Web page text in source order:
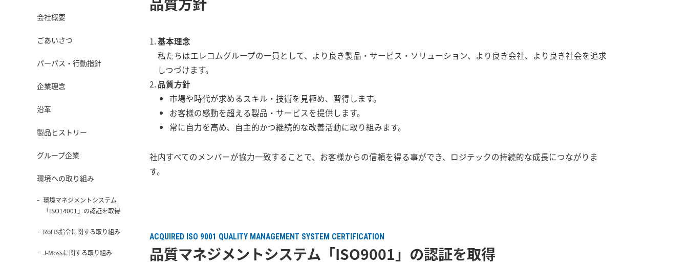
基本理念
私たちはエレコムグループの一員として、より良き製品・サービス・ソリューション、より良き会社、より良き社会を追求
しつづけます。
品質方針
市場や時代が求めるスキル・技術を見極め、習得します。
お客様の感動を超える製品・サービスを提供します。
常に自力を高め、自主的かつ継続的な改善活動に取り組みます。
社内すべてのメンバーが協力一致することで、お客様からの信頼を得る事ができ、ロジテックの持続的な成長につながりま
す。
ACQUIRED ISO 9001 QUALITY MANAGEMENT SYSTEM CERTIFICATION
品質マネジメントシステム「ISO9001」の認証を取得
会社概要
ごあいさつ
パーパス・行動指針
企業理念
沿革
製品ヒストリー
グループ企業
環境への取り組み
環境マネジメントシステム
「ISO14001」の認証を取得
RoHS指令に関する取り組み
J-Mossに関する取り組み